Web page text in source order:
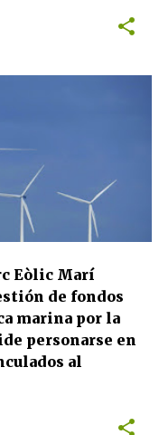
Eòlic Marí
de fondos
marina por la
personarse en
al